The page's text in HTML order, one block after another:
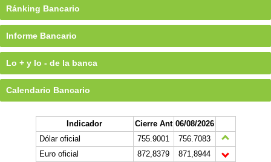
Ránking Bancario
Informe Bancario
Lo + y lo - de la banca
Calendario Bancario
Indicador Cierre Ant 06/08/2026
Dólar oficial
755.9001
756.7083
Euro oficial
872,8379
871,8944